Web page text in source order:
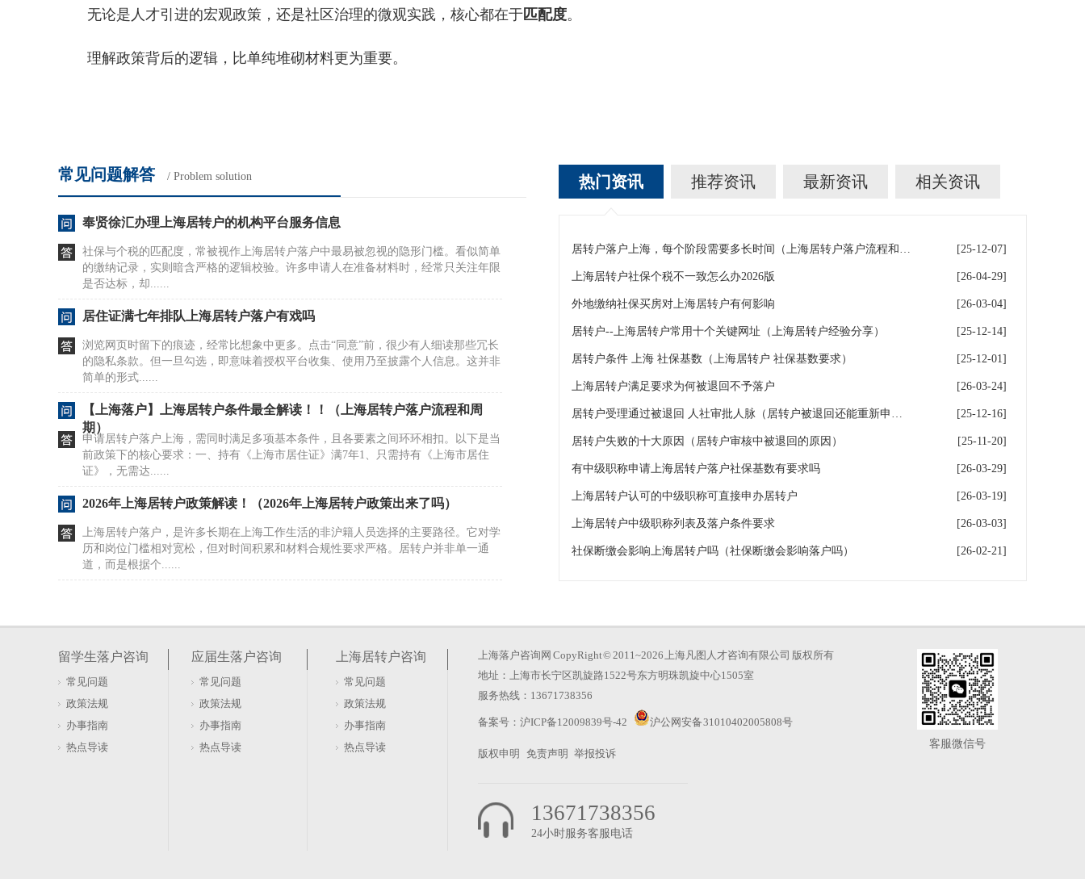
无论是人才引进的宏观政策，还是社区治理的微观实践，核心都在于匹配度。
理解政策背后的逻辑，比单纯堆砌材料更为重要。
常见问题解答 / Problem solution
奉贤徐汇办理上海居转户的机构平台服务信息
社保与个税的匹配度，常被视作上海居转户落户中最易被忽视的隐形门槛。看似简单
的缴纳记录，实则暗含严格的逻辑校验。许多申请人在准备材料时，经常只关注年限
是否达标，却......
居住证满七年排队上海居转户落户有戏吗
浏览网页时留下的痕迹，经常比想象中更多。点击“同意”前，很少有人细读那些冗长
的隐私条款。但一旦勾选，即意味着授权平台收集、使用乃至披露个人信息。这并非
简单的形式......
【上海落户】上海居转户条件最全解读！！（上海居转户落户流程和周
期）
申请居转户落户上海，需同时满足多项基本条件，且各要素之间环环相扣。以下是当
前政策下的核心要求：一、持有《上海市居住证》满7年1、只需持有《上海市居住
证》，无需达......
2026年上海居转户政策解读！（2026年上海居转户政策出来了吗）
上海居转户落户，是许多长期在上海工作生活的非沪籍人员选择的主要路径。它对学
历和岗位门槛相对宽松，但对时间积累和材料合规性要求严格。居转户并非单一通
道，而是根据个......
上海居转户落户的审核逻辑里，主体一致性是个高频卡点。很多人担心合同、社保和
一致”的机械......
2026年上海居转户：二胎落户政策一览（上海居转户二胎2026年前）
上海居转户对计划生育政策的要求依然严格。尽管国家层面已实施三孩政策，但居转
的法规进行审......
热门资讯 推荐资讯 最新资讯 相关资讯
居转户落户上海，每个阶段需要多长时间（上海居转户落户流程和周期） [25-12-07]
上海居转户社保个税不一致怎么办2026版 [26-04-29]
外地缴纳社保买房对上海居转户有何影响 [26-03-04]
居转户--上海居转户常用十个关键网址（上海居转户经验分享） [25-12-14]
居转户条件 上海 社保基数（上海居转户 社保基数要求） [25-12-01]
上海居转户满足要求为何被退回不予落户 [26-03-24]
居转户受理通过被退回 人社审批人脉（居转户被退回还能重新申请吗） [25-12-16]
居转户失败的十大原因（居转户审核中被退回的原因） [25-11-20]
有中级职称申请上海居转户落户社保基数有要求吗 [26-03-29]
上海居转户认可的中级职称可直接申办居转户 [26-03-19]
上海居转户中级职称列表及落户条件要求 [26-03-03]
社保断缴会影响上海居转户吗（社保断缴会影响落户吗） [26-02-21]
留学生落户咨询
常见问题
政策法规
办事指南
热点导读
应届生落户咨询
常见问题
政策法规
办事指南
热点导读
上海居转户咨询
常见问题
政策法规
办事指南
热点导读
上海落户咨询网 CopyRight © 2011~2026 上海凡图人才咨询有限公司 版权所有
地址：上海市长宁区凯旋路1522号东方明珠凯旋中心1505室
服务热线：13671738356
备案号： 沪ICP备12009839号-42 沪公网安备 31010402005808号
版权申明 免责声明 举报投诉
13671738356
24小时服务客服电话
客服微信号